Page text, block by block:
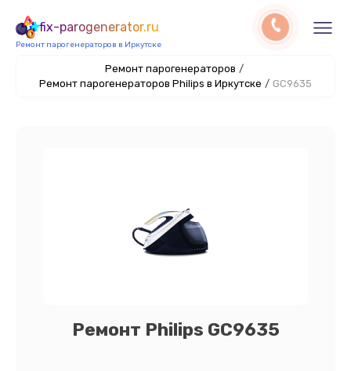
fix-parogenerator.ru
Ремонт парогенераторов в Иркутске
Ремонт парогенераторов /
Ремонт парогенераторов Philips в Иркутске / GC9635
Ремонт Philips GC9635